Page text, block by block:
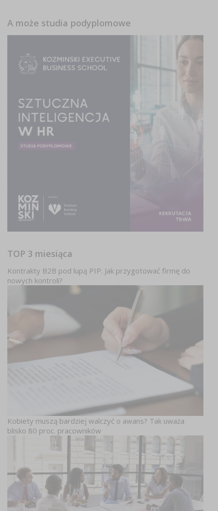
A może studia podyplomowe
TOP 3 miesiąca
Kontrakty B2B pod lupą PIP. Jak przygotować firmę do
nowych kontroli?
Kobiety muszą bardziej walczyć o awans? Tak uważa
blisko 80 proc. pracowników